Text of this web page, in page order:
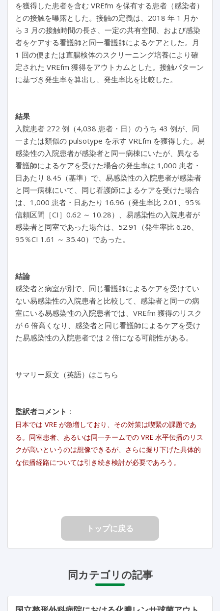
を獲得した患者を含む VREfm を保有する患者（感染者）
との接触を曝露とした。接触の定義は、2018 年 1 月か
ら 3 月の接触時間の長さ、一定の共有空間、および感染
者をケアする看護師と同一看護師によるケアとした。月
1 回の便または直腸検体のスクリーニング培養により確
定された VREfm 獲得をアウトカムとした。接触パターン
に基づき発生率を算出し、発生率比を比較した。
結果
入院患者 272 例（4,038 患者・日）のうち 43 例が、同
一または類似の pulsotype を示す VREfm を獲得した。易
感染性の入院患者が感染者と同一病棟にいたが、異なる
看護師によるケアを受けた場合の発生率は 1,000 患者・
日あたり 8.45（基準）で、易感染性の入院患者が感染者
と同一病棟にいて、同じ看護師によるケアを受けた場合
は、1,000 患者・日あたり 16.96（発生率比 2.01、95％
信頼区間［CI］0.62 ～ 10.28）、易感染性の入院患者が
感染者と同室であった場合は、52.91（発生率比 6.26、
95％CI 1.61 ～ 35.40）であった。
結論
感染者と病室が別で、同じ看護師によるケアを受けてい
ない易感染性の入院患者と比較して、感染者と同一の病
室にいる易感染性の入院患者では、VREfm 獲得のリスク
が 6 倍高くなり、感染者と同じ看護師によるケアを受け
た易感染性の入院患者では 2 倍になる可能性がある。
サマリー原文（英語）はこちら
監訳者コメント ：
日本では VRE が急増しており、その対策は喫緊の課題であ
る。同室患者、あるいは同一チームでの VRE 水平伝播のリス
クが高いというのは想像できるが、さらに掘り下げた具体的
な伝播経路については引き続き検討が必要であろう。
トップに戻る
同カテゴリの記事